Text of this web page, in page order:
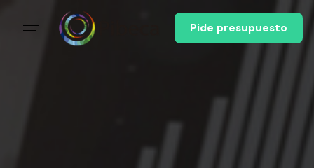
Pide presupuesto